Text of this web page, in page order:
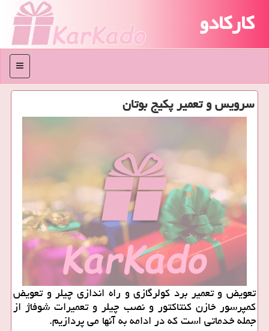
کارکادو
منو
سرویس و تعمیر پكیج بوتان
تعویض و تعمیر برد كولرگازی و راه اندازی چیلر و تعویض
كمپرسور خازن كنتاكتور و نصب چیلر و تعمیرات شوفاژ از
جمله خدماتی است كه در ادامه به آنها می پردازیم.